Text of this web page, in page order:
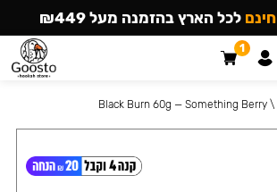
\
Black Burn 60g — Something Berry
חינם לכל הארץ בהזמנה מעל ₪449
1